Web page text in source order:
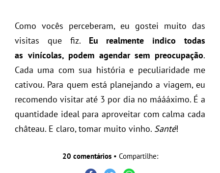
Como vocês perceberam, eu gostei muito das
visitas que fiz. Eu realmente indico todas
as vinícolas, podem agendar sem preocupação.
Cada uma com sua história e peculiaridade me
cativou. Para quem está planejando a viagem, eu
recomendo visitar até 3 por dia no máááximo. É a
quantidade ideal para aproveitar com calma cada
château. E claro, tomar muito vinho. Santé!
20 comentários• Compartilhe: